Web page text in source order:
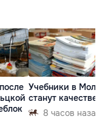
Учебники в
станут
8 часов назад